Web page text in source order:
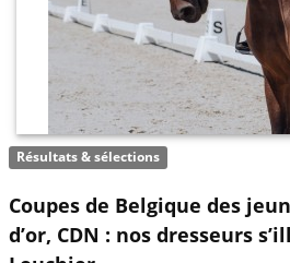
Résultats & sélections
Coupes de Belgique des
d’or, CDN : nos dresseurs